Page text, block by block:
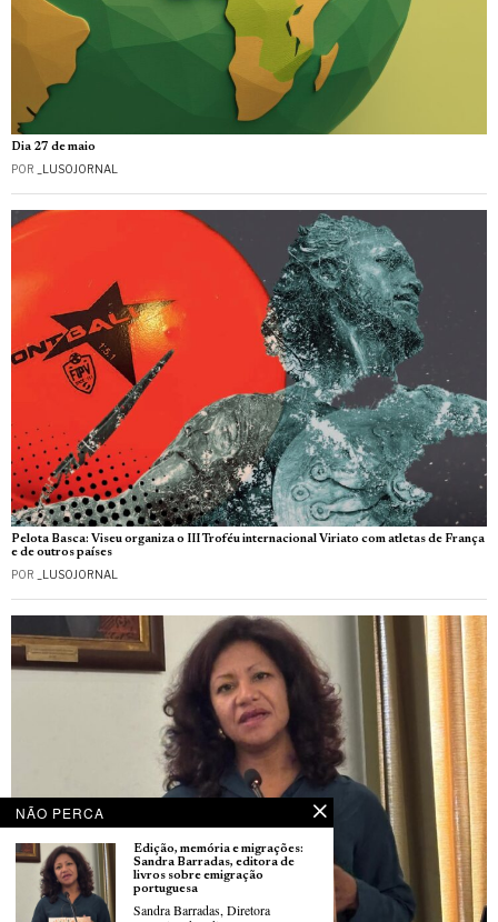
Dia 27 de maio
POR _LUSOJORNAL
Pelota Basca: Viseu organiza o III Troféu internacional Viriato com atletas de França
e de outros países
POR _LUSOJORNAL
NÃO PERCA
Edição, memória e migrações:
Sandra Barradas, editora de
livros sobre emigração
portuguesa
Sandra Barradas, Diretora